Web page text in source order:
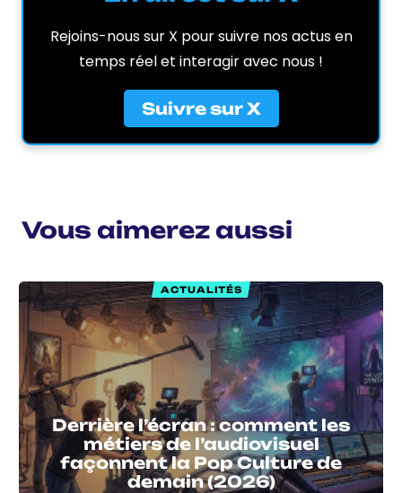
Rejoins-nous sur X pour suivre nos actus en
temps réel et interagir avec nous !
Suivre sur X
Vous aimerez aussi
ACTUALITÉS
Derrière l’écran : comment les
métiers de l’audiovisuel
façonnent la Pop Culture de
demain (2026)